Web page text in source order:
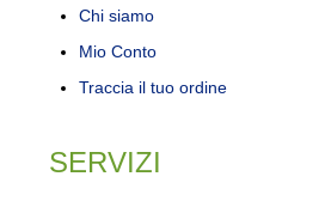
Chi siamo
Mio Conto
Traccia il tuo ordine
SERVIZI